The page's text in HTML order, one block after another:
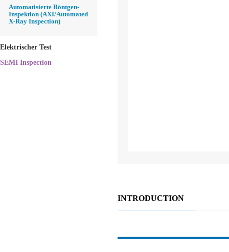
Automatisierte Röntgen-
Inspektion (AXI/Automated
X-Ray Inspection)
Elektrischer Test
SEMI Inspection
INTRODUCTION